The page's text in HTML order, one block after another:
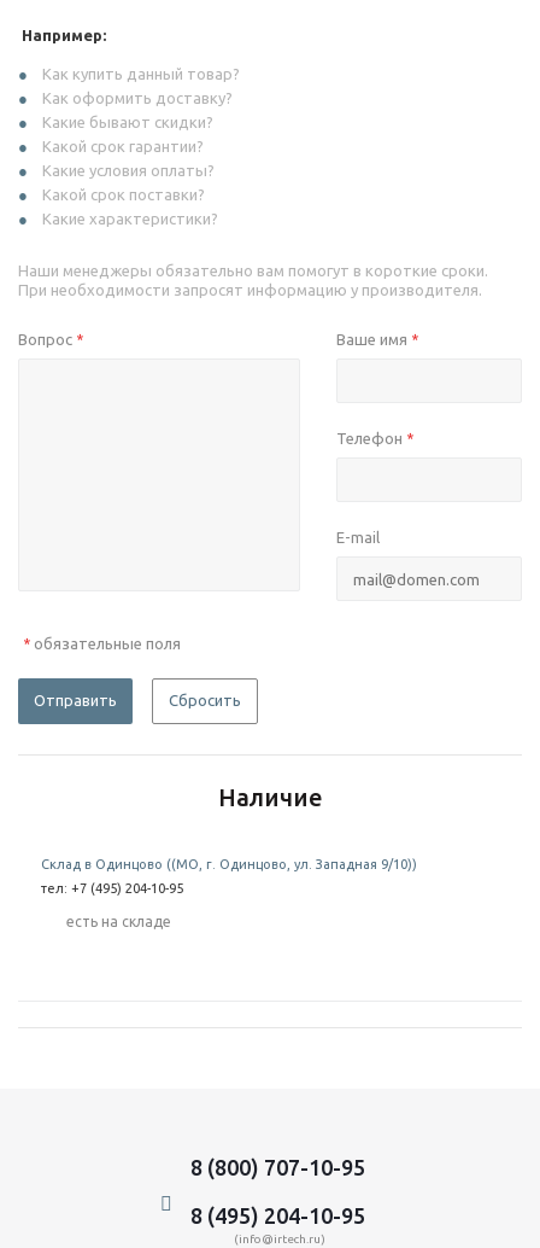
Например:
Как купить данный товар?
Как оформить доставку?
Какие бывают скидки?
Какой срок гарантии?
Какие условия оплаты?
Какой срок поставки?
Какие характеристики?
Наши менеджеры обязательно вам помогут в короткие сроки.
При необходимости запросят информацию у производителя.
Вопрос * Ваше имя *
Телефон *
E-mail
* обязательные поля
Отправить Сбросить
Наличие
Склад в Одинцово ((МО, г. Одинцово, ул. Западная 9/10))
тел: +7 (495) 204-10-95
Есть на складе
8 (800) 707-10-95
8 (495) 204-10-95
(info@irtech.ru)